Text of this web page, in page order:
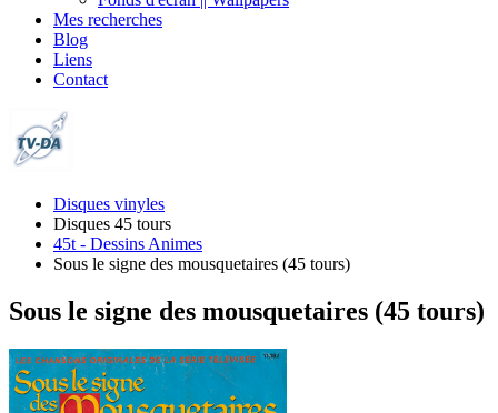
Mes recherches
Blog
Liens
Contact
Disques vinyles
Disques 45 tours
45t - Dessins Animes
Sous le signe des mousquetaires (45 tours)
Sous le signe des mousquetaires (45 tours)